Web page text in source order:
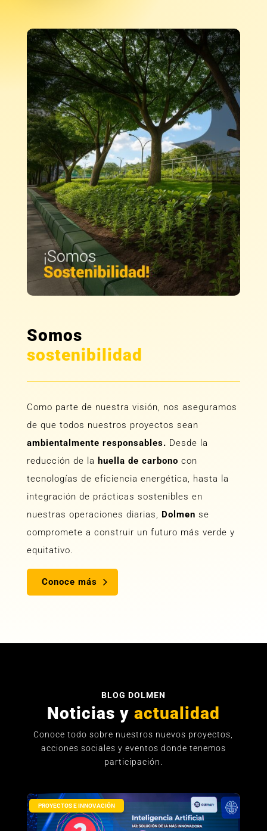
Somos
sostenibilidad
Como parte de nuestra visión, nos aseguramos
de que todos nuestros proyectos sean
ambientalmente responsables. Desde la
reducción de la huella de carbono con
tecnologías de eficiencia energética, hasta la
integración de prácticas sostenibles en
nuestras operaciones diarias, Dolmen se
compromete a construir un futuro más verde y
equitativo.
Conoce más
BLOG DOLMEN
Noticias y actualidad
Conoce todo sobre nuestros nuevos proyectos,
acciones sociales y eventos donde tenemos
participación.
PROYECTOS E INNOVACIÓN